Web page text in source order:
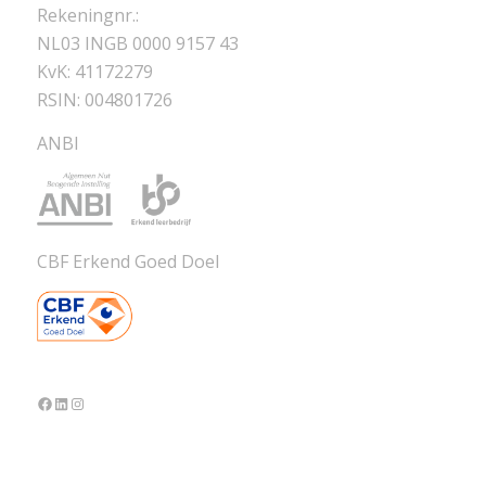
Rekeningnr.:
NL03 INGB 0000 9157 43
KvK: 41172279
RSIN: 004801726
ANBI
CBF Erkend Goed Doel
Facebook
LinkedIn
Instagram